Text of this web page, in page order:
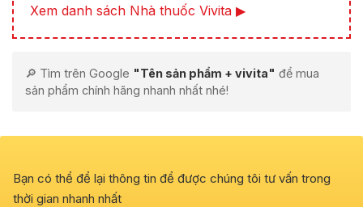
Xem danh sách Nhà thuốc Vivita ▶
🔎 Tìm trên Google "Tên sản phẩm + vivita" để mua
sản phẩm chính hãng nhanh nhất nhé!
Bạn có thể để lại thông tin để được chúng tôi tư vấn trong
thời gian nhanh nhất